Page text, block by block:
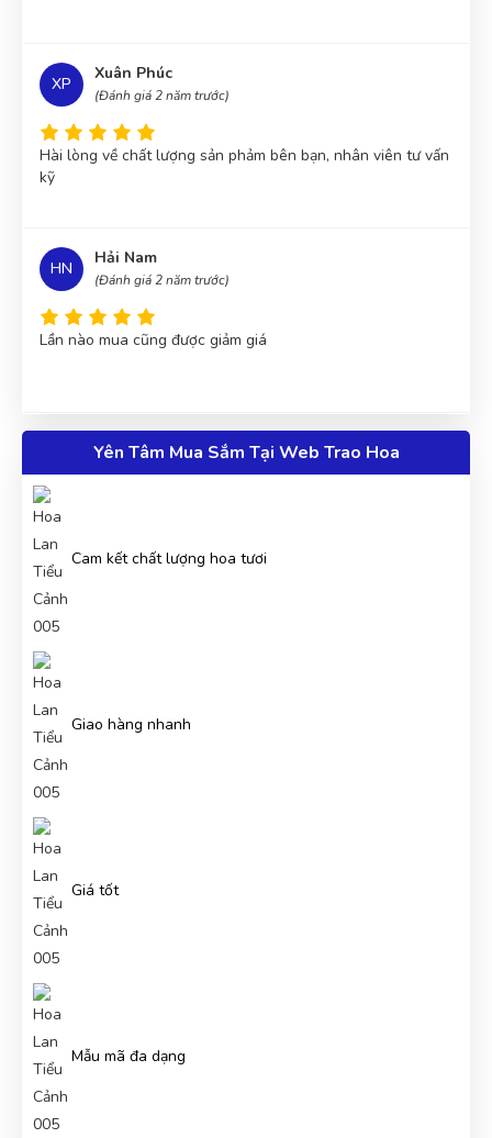
XP
Xuân Phúc
(Đánh giá 2 năm trước)
Hài lòng về chất lượng sản phảm bên bạn, nhân viên tư vấn
kỹ
HN
Hải Nam
(Đánh giá 2 năm trước)
Lần nào mua cũng được giảm giá
Đức Phan
(Đánh giá 2 năm trước)
có rất nhiều chương trình khuyến mại trong shop, tôi thích
rồi nha
HP
Bảo hành nhanh gọn, hướng dẫn sử dụng chi tiết
Đổi lần 2 do mình chọn nhầm size mà shop giải quyết
nhanh gọn lẹ
T
Nhiều mẫu để lựa chọn, mẫu mã đa dạng
Yên Tâm Mua Sắm Tại Web Trao Hoa
Cam kết chất lượng hoa tươi
Giao hàng nhanh
Giá tốt
Mẫu mã đa dạng